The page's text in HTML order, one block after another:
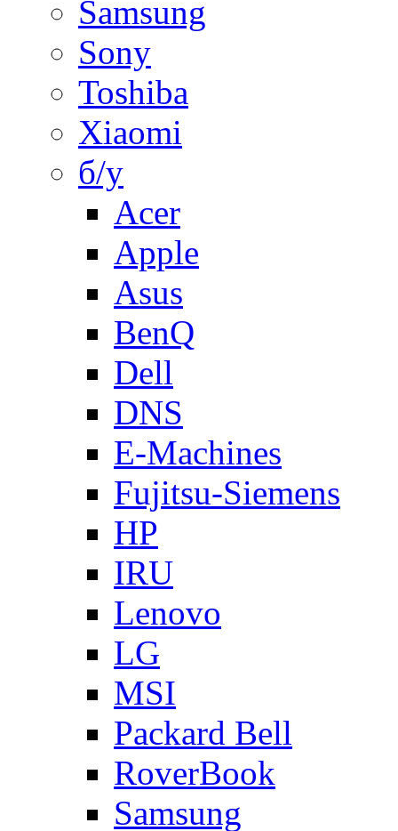
Samsung
Sony
Toshiba
Xiaomi
б/у
Acer
Apple
Asus
BenQ
Dell
DNS
E-Machines
Fujitsu-Siemens
HP
IRU
Lenovo
LG
MSI
Packard Bell
RoverBook
Samsung